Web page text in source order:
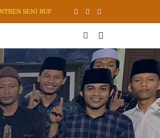
RUPA & KALIGRAFI AL QURAN (PSKQ